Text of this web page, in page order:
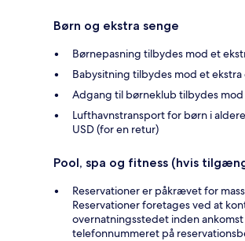
Børn og ekstra senge
Børnepasning tilbydes mod et
Babysitning tilbydes mod et
Adgang til børneklub tilbydes
Lufthavnstransport for børn i
USD (for en retur)
Pool, spa og fitness (hvis
Reservationer er påkrævet for
Reservationer foretages ved at
overnatningsstedet inden ankomst
telefonnummeret på